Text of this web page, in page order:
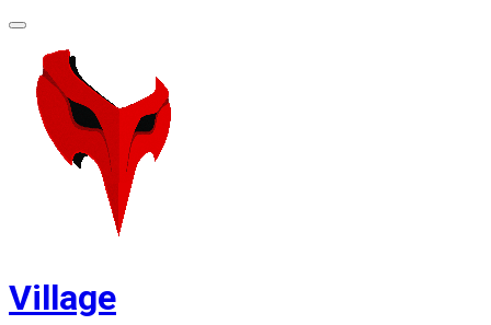
Village